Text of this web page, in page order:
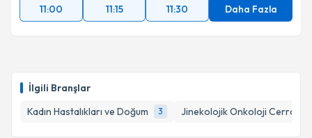
İlgili Branşlar
Kadın Hastalıkları ve Doğum
3 Jinekolojik Onkoloji Cerrahisi
11:00
11:15 11:30 Daha Fazla